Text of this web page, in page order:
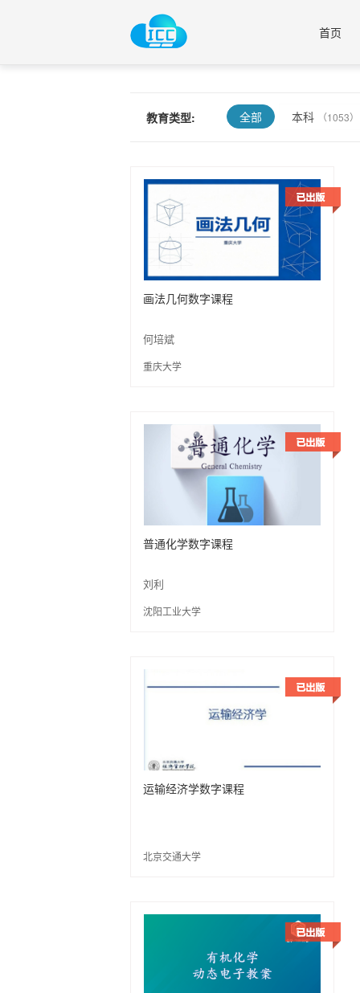
首页
教育类型: 全部 本科 （1053）
画法几何数字课程
何培斌
重庆大学
普通化学数字课程
刘利
沈阳工业大学
运输经济学数字课程
北京交通大学